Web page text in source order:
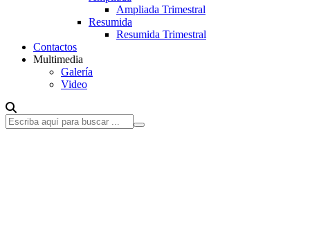
Ampliada Trimestral
Resumida
Resumida Trimestral
Contactos
Multimedia
Galería
Video